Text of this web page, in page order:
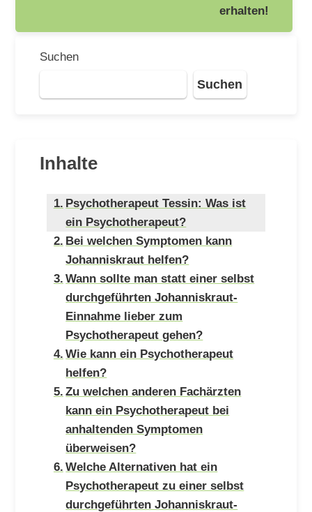
erhalten!
Suchen
Suchen
Inhalte
Psychotherapeut Tessin: Was ist
ein Psychotherapeut?
Bei welchen Symptomen kann
Johanniskraut helfen?
Wann sollte man statt einer selbst
durchgeführten Johanniskraut-
Einnahme lieber zum
Psychotherapeut gehen?
Wie kann ein Psychotherapeut
helfen?
Zu welchen anderen Fachärzten
kann ein Psychotherapeut bei
anhaltenden Symptomen
überweisen?
Welche Alternativen hat ein
Psychotherapeut zu einer selbst
durchgeführten Johanniskraut-